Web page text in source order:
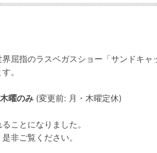
屈指のラスベガスショー「サンドキ
。
曜のみ (変更前: 月・木曜定休)
ことになりました。
非ご覧ください。